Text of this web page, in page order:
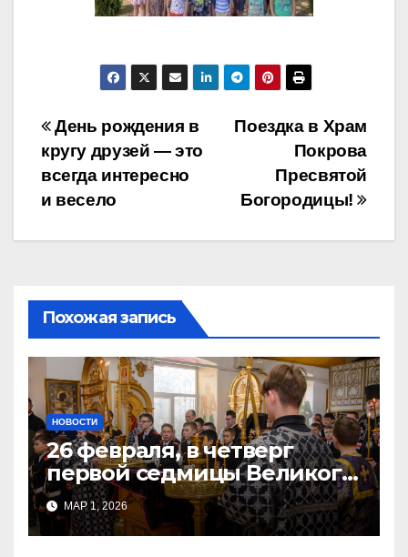
Навигация
по
записям
Поездка в Храм
Покрова
Пресвятой
Богородицы!
День рождения в
кругу друзей — это
всегда интересно
и весело
Похожая запись
НОВОСТИ
26 февраля, в четверг
первой седмицы Великого
Поста, в Свято-Никольском
храме состоялось Великое
МАР 1, 2026